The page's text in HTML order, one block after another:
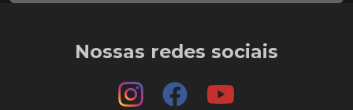
Nossas redes sociais